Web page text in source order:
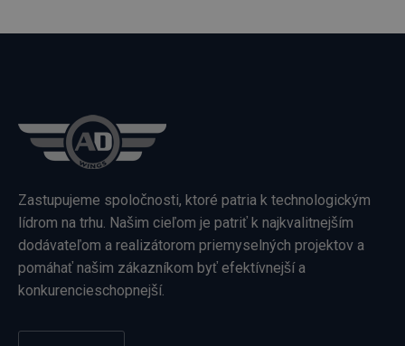
Zastupujeme spoločnosti, ktoré patria k technologickým
lídrom na trhu. Našim cieľom je patriť k najkvalitnejším
dodávateľom a realizátorom priemyselných projektov a
pomáhať našim zákazníkom byť efektívnejší a
konkurencieschopnejší.